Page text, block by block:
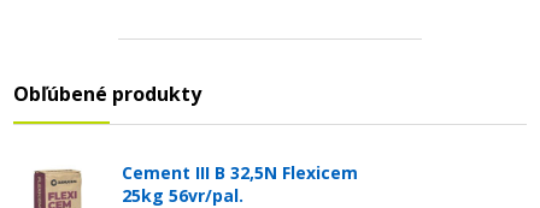
Obľúbené produkty
Cement III B 32,5N Flexicem
25kg 56vr/pal.